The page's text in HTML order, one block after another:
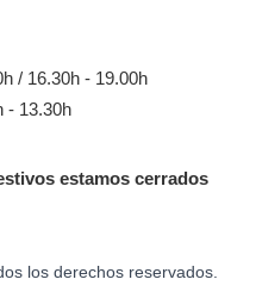
/ 16.30h - 19.00h
- 13.30h
estamos cerrados
los derechos reservados.